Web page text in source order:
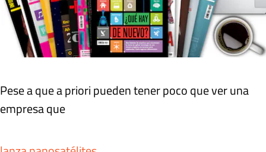
Pese a que a priori pueden tener poco que ver una
empresa que